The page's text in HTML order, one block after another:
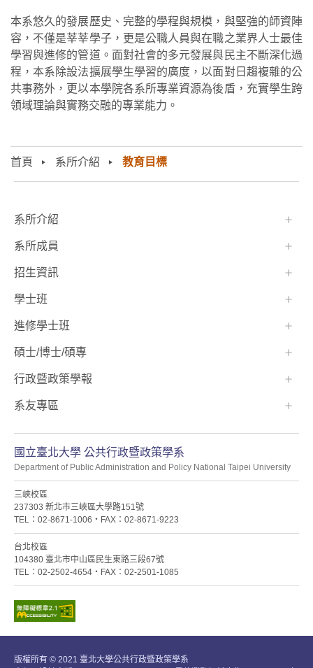
首頁 系所介紹 教育目標
本系悠久的發展歷史、完整的學程與規模，與堅強的師資陣
容，不僅是莘莘學子，更是公職人員與在職之業界人士最佳
學習與進修的管道。面對社會的多元發展與民主不斷深化過
程，本系除設法擴展學生學習的廣度，以面對日趨複雜的公
共事務外，更以本學院各系所專業資源為後盾，充實學生跨
領域理論與實務交融的專業能力。
:::
國立臺北大學 公共行政暨政策學系
Department of Public Administration and Policy National Taipei University
三峽校區
237303 新北市三峽區大學路151號
TEL：02-8671-1006・FAX：02-8671-9223
台北校區
104380 臺北市中山區民生東路三段67號
TEL：02-2502-4654・FAX：02-2501-1085
系所介紹
系所成員
招生資訊
學士班⠀⠀
進修學士班
碩士/博士/碩專
行政暨政策學報
系友專區
版權所有 © 2021 臺北大學公共行政暨政策學系